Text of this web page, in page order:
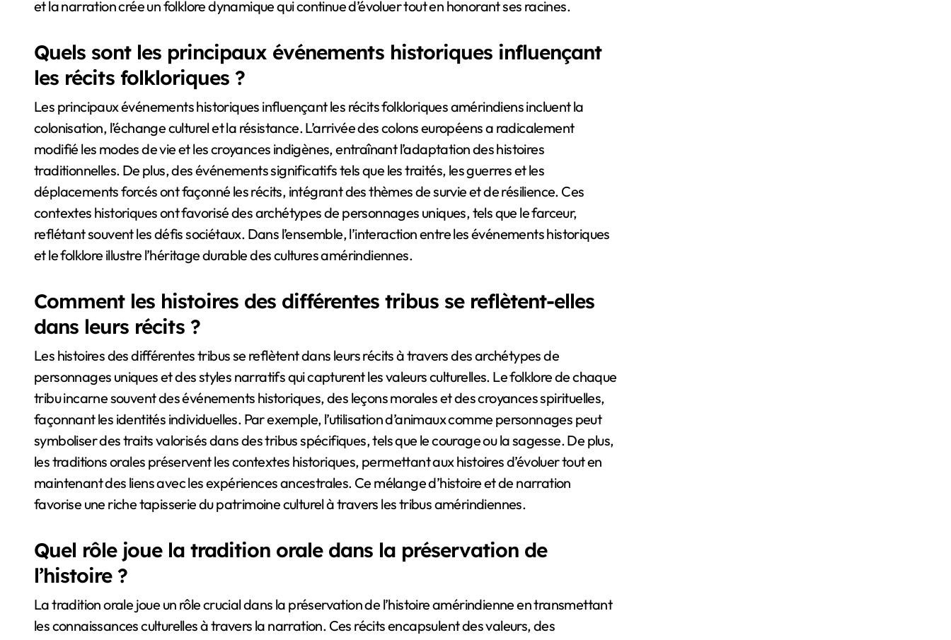
et la narration crée un folklore dynamique qui continue d’évoluer tout en honorant ses racines.
Quels sont les principaux événements historiques influençant
les récits folkloriques ?
Les principaux événements historiques influençant les récits folkloriques amérindiens incluent la
colonisation, l’échange culturel et la résistance. L’arrivée des colons européens a radicalement
modifié les modes de vie et les croyances indigènes, entraînant l’adaptation des histoires
traditionnelles. De plus, des événements significatifs tels que les traités, les guerres et les
déplacements forcés ont façonné les récits, intégrant des thèmes de survie et de résilience. Ces
contextes historiques ont favorisé des archétypes de personnages uniques, tels que le farceur,
reflétant souvent les défis sociétaux. Dans l’ensemble, l’interaction entre les événements historiques
et le folklore illustre l’héritage durable des cultures amérindiennes.
Comment les histoires des différentes tribus se reflètent-elles
dans leurs récits ?
Les histoires des différentes tribus se reflètent dans leurs récits à travers des archétypes de
personnages uniques et des styles narratifs qui capturent les valeurs culturelles. Le folklore de chaque
tribu incarne souvent des événements historiques, des leçons morales et des croyances spirituelles,
façonnant les identités individuelles. Par exemple, l’utilisation d’animaux comme personnages peut
symboliser des traits valorisés dans des tribus spécifiques, tels que le courage ou la sagesse. De plus,
les traditions orales préservent les contextes historiques, permettant aux histoires d’évoluer tout en
maintenant des liens avec les expériences ancestrales. Ce mélange d’histoire et de narration
favorise une riche tapisserie du patrimoine culturel à travers les tribus amérindiennes.
Quel rôle joue la tradition orale dans la préservation de
l’histoire ?
La tradition orale joue un rôle crucial dans la préservation de l’histoire amérindienne en transmettant
les connaissances culturelles à travers la narration. Ces récits encapsulent des valeurs, des